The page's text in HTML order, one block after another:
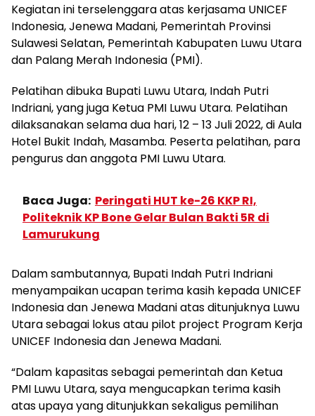
Kegiatan ini terselenggara atas kerjasama UNICEF
Indonesia, Jenewa Madani, Pemerintah Provinsi
Sulawesi Selatan, Pemerintah Kabupaten Luwu Utara
dan Palang Merah Indonesia (PMI).
Pelatihan dibuka Bupati Luwu Utara, Indah Putri
Indriani, yang juga Ketua PMI Luwu Utara. Pelatihan
dilaksanakan selama dua hari, 12 – 13 Juli 2022, di Aula
Hotel Bukit Indah, Masamba. Peserta pelatihan, para
pengurus dan anggota PMI Luwu Utara.
Baca Juga: Peringati HUT ke-26 KKP RI,
Politeknik KP Bone Gelar Bulan Bakti 5R di
Lamurukung
Dalam sambutannya, Bupati Indah Putri Indriani
menyampaikan ucapan terima kasih kepada UNICEF
Indonesia dan Jenewa Madani atas ditunjuknya Luwu
Utara sebagai lokus atau pilot project Program Kerja
UNICEF Indonesia dan Jenewa Madani.
“Dalam kapasitas sebagai pemerintah dan Ketua
PMI Luwu Utara, saya mengucapkan terima kasih
atas upaya yang ditunjukkan sekaligus pemilihan